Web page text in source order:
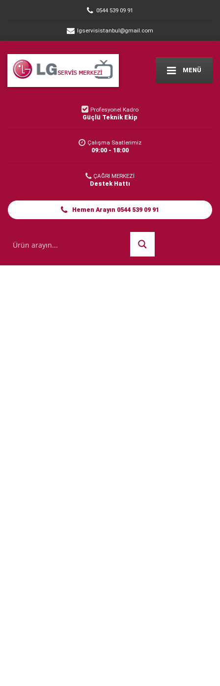
0544 539 09 91
lgservisistanbul@gmail.com
MENÜ
Profesyonel Kadro
Güçlü Teknik Ekip
Çalışma Saatlerimiz
09:00 - 18:00
ÇAĞRI MERKEZİ
Destek Hattı
Hemen Arayın 0544 539 09 91